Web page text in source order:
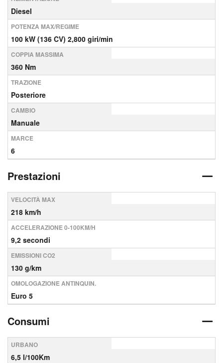
Diesel
POTENZA MAX/REGIME
100 kW (136 CV) 2,800 giri/min
COPPIA MASSIMA
360 Nm
TRAZIONE
Posteriore
CAMBIO
Manuale
MARCE
6
Prestazioni
VELOCITÀ MAX
218 km/h
ACCELERAZIONE 0-100KM/H
9,2 secondi
EMISSIONI CO2
130 g/km
OMOLOGAZIONE ANTINQUIN.
Euro 5
Consumi
URBANO
6,5 l/100Km